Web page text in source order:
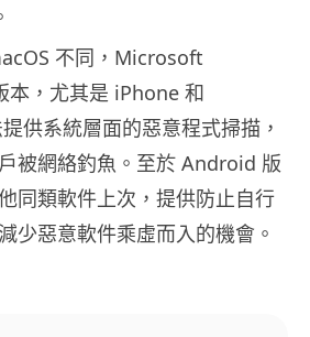
不同，Microsoft
本，尤其是 iPhone 和
供系統層面的惡意程式掃描，
被網絡釣魚。至於 Android 版
同類軟件上次，提供防止自行
少惡意軟件乘虛而入的機會。